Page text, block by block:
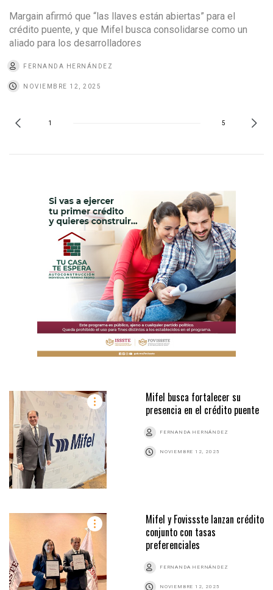
Margain afirmó que “las llaves están abiertas” para el
crédito puente, y que Mifel busca consolidarse como un
aliado para los desarrolladores
FERNANDA HERNÁNDEZ
NOVIEMBRE 12, 2025
1 5
Mifel busca fortalecer su
presencia en el crédito puente
FERNANDA HERNÁNDEZ
NOVIEMBRE 12, 2025
Mifel y Fovissste lanzan crédito
conjunto con tasas
preferenciales
FERNANDA HERNÁNDEZ
NOVIEMBRE 12, 2025